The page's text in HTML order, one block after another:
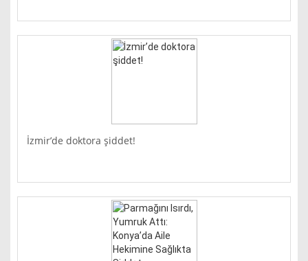
İzmir’de doktora şiddet!